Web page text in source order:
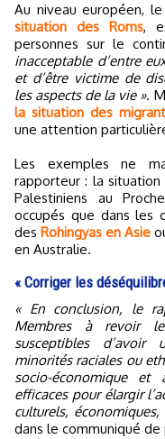
Au niveau européen,
situation des Roms,
personnes sur le
inacceptable d’entre
et d’être victime de
les aspects de la vie ».
la situation des
une attention
Les exemples ne
rapporteur : la
Palestiniens au
occupés que dans les
des Rohingyas en Asie
en Australie.
« Corriger les
« En conclusion, le
Membres à revoir
susceptibles
minorités raciales ou
socio-économique
efficaces pour élargir
culturels,
dans le communiqué de